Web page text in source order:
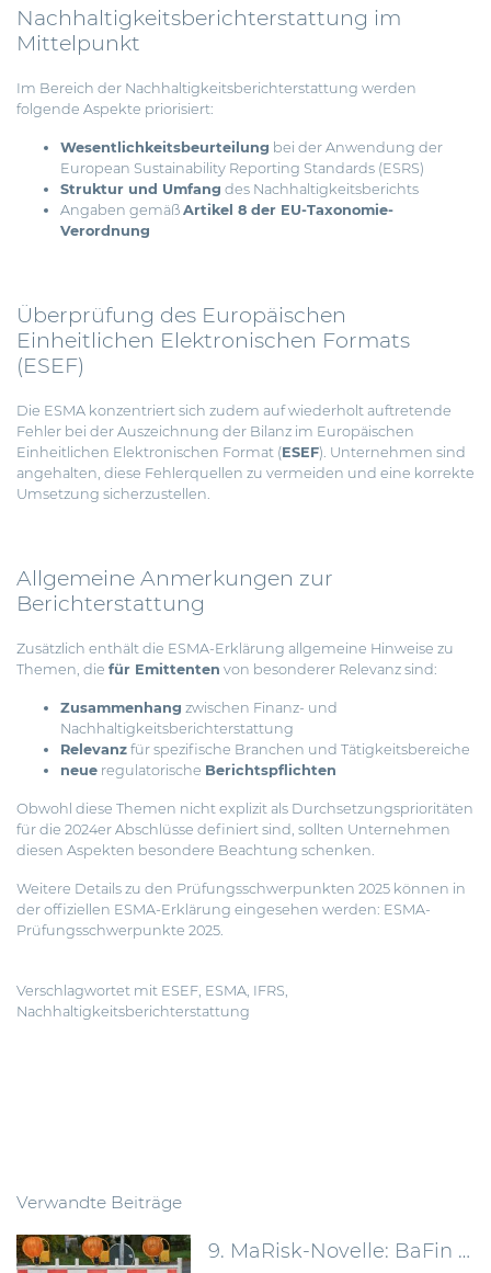
Nachhaltigkeitsberichterstattung im
Mittelpunkt
Im Bereich der Nachhaltigkeitsberichterstattung werden
folgende Aspekte priorisiert:
Wesentlichkeitsbeurteilung bei der Anwendung der
European Sustainability Reporting Standards (ESRS)
Struktur und Umfang des Nachhaltigkeitsberichts
Angaben gemäß Artikel 8 der EU-Taxonomie-
Verordnung
Überprüfung des Europäischen
Einheitlichen Elektronischen Formats
(ESEF)
Die ESMA konzentriert sich zudem auf wiederholt auftretende
Fehler bei der Auszeichnung der Bilanz im Europäischen
Einheitlichen Elektronischen Format (ESEF). Unternehmen sind
angehalten, diese Fehlerquellen zu vermeiden und eine korrekte
Umsetzung sicherzustellen.
Allgemeine Anmerkungen zur
Berichterstattung
Zusätzlich enthält die ESMA-Erklärung allgemeine Hinweise zu
Themen, die für Emittenten von besonderer Relevanz sind:
Zusammenhang zwischen Finanz- und
Nachhaltigkeitsberichterstattung
Relevanz für spezifische Branchen und Tätigkeitsbereiche
neue regulatorische Berichtspflichten
Obwohl diese Themen nicht explizit als Durchsetzungsprioritäten
für die 2024er Abschlüsse definiert sind, sollten Unternehmen
diesen Aspekten besondere Beachtung schenken.
Weitere Details zu den Prüfungsschwerpunkten 2025 können in
der offiziellen ESMA-Erklärung eingesehen werden: ESMA-
Prüfungsschwerpunkte 2025.
Verschlagwortet mit ESEF, ESMA, IFRS,
Nachhaltigkeitsberichterstattung
Verwandte Beiträge
9. MaRisk-Novelle: BaFin schafft mehr Proportionalität im Risikomanagement